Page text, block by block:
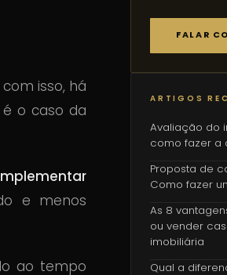
FALAR
ARTIGOS
Avaliação do
como fazer a
Proposta de
Como fazer
As 8
ou vender
imobiliária
Qual a
isso, há
o caso da
e menos
ao tempo